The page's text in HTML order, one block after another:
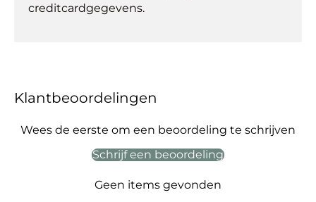
creditcardgegevens.
Klantbeoordelingen
Wees de eerste om een beoordeling te schrijven
Schrijf een beoordeling
Geen items gevonden